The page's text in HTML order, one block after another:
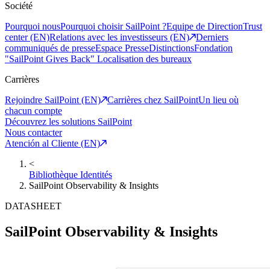
Société
Pourquoi nousPourquoi choisir SailPoint ?Equipe de DirectionTrust
center (EN)Relations avec les investisseurs (EN)
Derniers
communiqués de presseEspace PresseDistinctionsFondation
"SailPoint Gives Back" Localisation des bureaux
Carrières
Rejoindre SailPoint (EN)
Carrières chez SailPointUn lieu où
chacun compte
Découvrez les solutions SailPoint
Nous contacter
Atención al Cliente (EN)
<
Bibliothèque Identités
SailPoint Observability & Insights
DATASHEET
SailPoint Observability & Insights